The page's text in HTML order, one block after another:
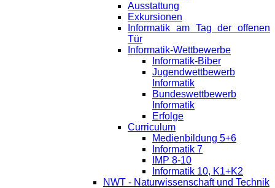
Ausstattung
Exkursionen
Informatik am Tag der offenen
Tür
Informatik-Wettbewerbe
Informatik-Biber
Jugendwettbewerb
Informatik
Bundeswettbewerb
Informatik
Erfolge
Curriculum
Medienbildung 5+6
Informatik 7
IMP 8-10
Informatik 10, K1+K2
NWT - Naturwissenschaft und Technik